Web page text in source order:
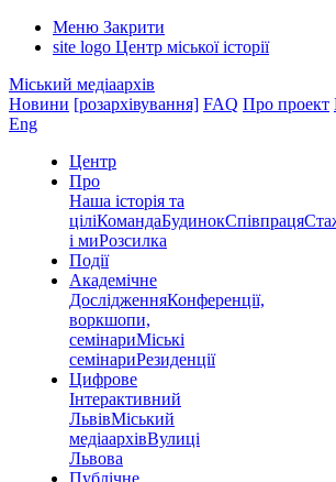
Меню Закрити
site logo Центр міської історії
Міський медіаархів
Новини [розархівування] FAQ Про проект
Eng
Центр
Про
Наша історія та
ціліКомандаБудинокСпівпраця
і миРозсилка
Події
Академічне
ДослідженняКонференції,
воркшопи,
семінариМіські
семінариРезиденції
Цифрове
Інтерактивний
ЛьвівМіський
медіаархівВулиці
Львова
Публічне